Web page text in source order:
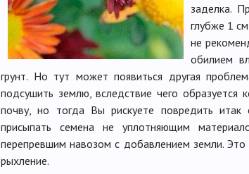
заделка.
глубже 1
не
обилием
грунт. Но тут может появиться другая
подсушить землю, вследствие чего
почву, но тогда Вы рискуете повредить
присыпать семена не уплотняющим
перепревшим навозом с добавлением земли.
рыхление.